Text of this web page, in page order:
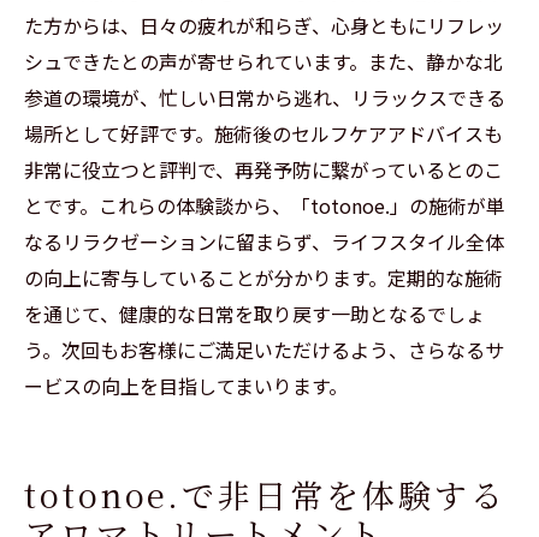
た方からは、日々の疲れが和らぎ、心身ともにリフレッ
シュできたとの声が寄せられています。また、静かな北
参道の環境が、忙しい日常から逃れ、リラックスできる
場所として好評です。施術後のセルフケアアドバイスも
非常に役立つと評判で、再発予防に繋がっているとのこ
とです。これらの体験談から、「totonoe.」の施術が単
なるリラクゼーションに留まらず、ライフスタイル全体
の向上に寄与していることが分かります。定期的な施術
を通じて、健康的な日常を取り戻す一助となるでしょ
う。次回もお客様にご満足いただけるよう、さらなるサ
ービスの向上を目指してまいります。
totonoe.で非日常を体験する